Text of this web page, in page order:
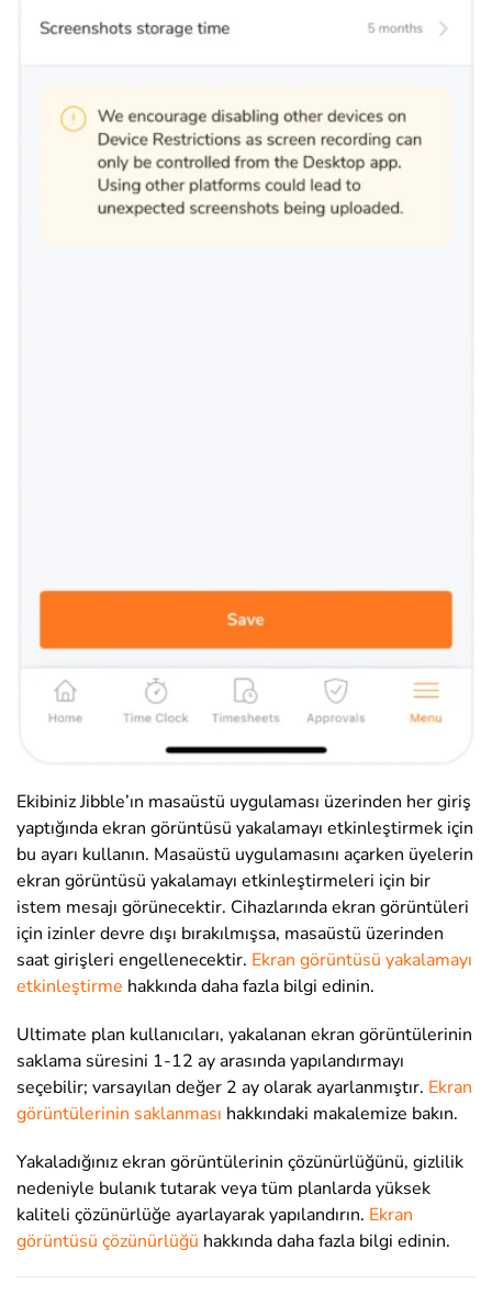
Ekibiniz Jibble’ın masaüstü uygulaması üzerinden her giriş
yaptığında ekran görüntüsü yakalamayı etkinleştirmek için
bu ayarı kullanın. Masaüstü uygulamasını açarken üyelerin
ekran görüntüsü yakalamayı etkinleştirmeleri için bir
istem mesajı görünecektir. Cihazlarında ekran görüntüleri
için izinler devre dışı bırakılmışsa, masaüstü üzerinden
saat girişleri engellenecektir. Ekran görüntüsü yakalamayı
etkinleştirme hakkında daha fazla bilgi edinin.
Ultimate plan kullanıcıları, yakalanan ekran görüntülerinin
saklama süresini 1-12 ay arasında yapılandırmayı
seçebilir; varsayılan değer 2 ay olarak ayarlanmıştır. Ekran
görüntülerinin saklanması hakkındaki makalemize bakın.
Yakaladığınız ekran görüntülerinin çözünürlüğünü, gizlilik
nedeniyle bulanık tutarak veya tüm planlarda yüksek
kaliteli çözünürlüğe ayarlayarak yapılandırın. Ekran
görüntüsü çözünürlüğü hakkında daha fazla bilgi edinin.